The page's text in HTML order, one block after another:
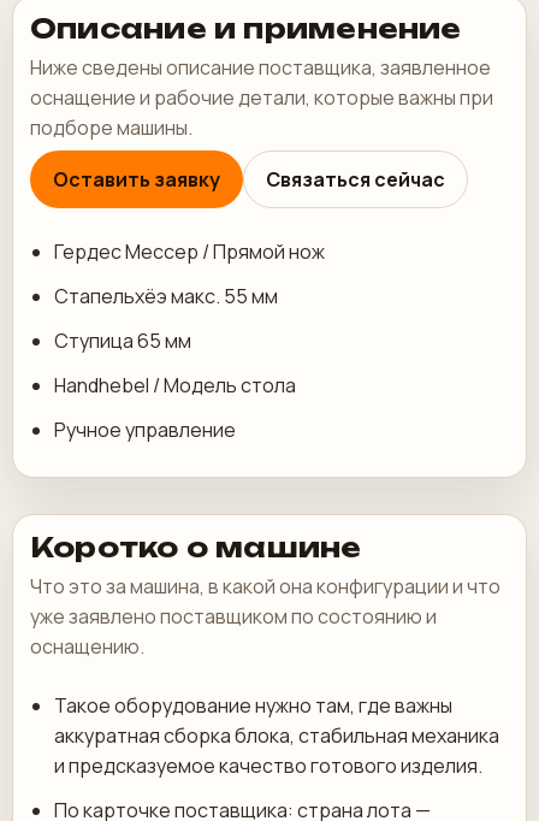
Описание и применение
Ниже сведены описание поставщика, заявленное
оснащение и рабочие детали, которые важны при
подборе машины.
Оставить заявку
Связаться сейчас
Гердес Мессер / Прямой нож
Стапельхёэ макс. 55 мм
Ступица 65 мм
Handhebel / Модель стола
Ручное управление
Коротко о машине
Что это за машина, в какой она конфигурации и что
уже заявлено поставщиком по состоянию и
оснащению.
Такое оборудование нужно там, где важны
аккуратная сборка блока, стабильная механика
и предсказуемое качество готового изделия.
По карточке поставщика: страна лота —